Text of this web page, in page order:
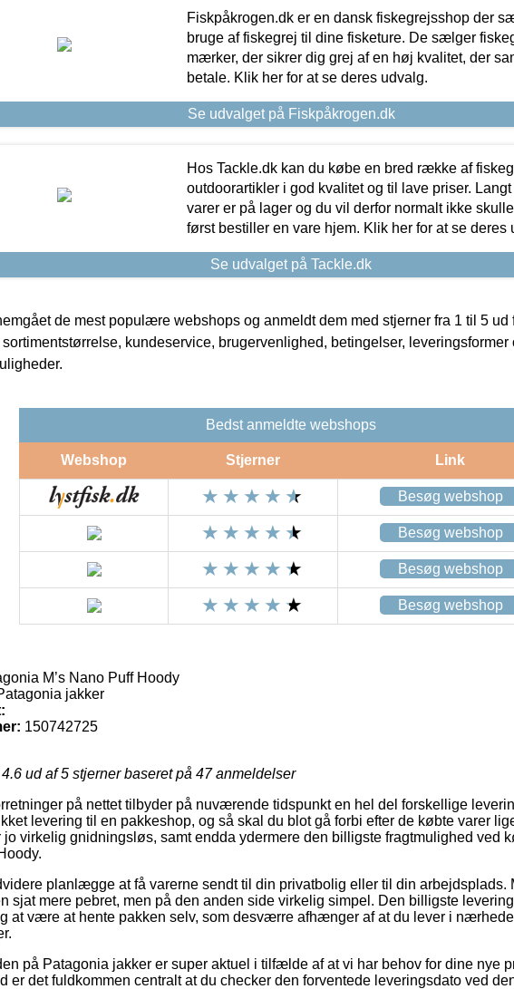
Fiskpåkrogen.dk er en dansk fiskegrejsshop der
bruge af fiskegrej til dine fisketure. De sælger
mærker, der sikrer dig grej af en høj kvalitet, der
betale. Klik her for at se deres udvalg.
Se udvalget på Fiskpåkrogen.dk
Hos Tackle.dk kan du købe en bred række af
outdoorartikler i god kvalitet og til lave priser.
varer er på lager og du vil derfor normalt ikke
først bestiller en vare hjem. Klik her for at se deres
Se udvalget på Tackle.dk
de mest populære webshops og anmeldt dem med stjerner fra 1 til 5 ud
kundeservice, brugervenlighed, betingelser, leveringsformer
Bedst anmeldte webshops
Webshop Stjerner Link
Besøg webshop
Besøg webshop
Besøg webshop
Besøg webshop
M’s Nano Puff Hoody
jakker
150742725
4.6 ud af 5 stjerner baseret på 47anmeldelser
på nettet tilbyder på nuværende tidspunkt en hel del forskellige
levering til en pakkeshop, og så skal du blot gå forbi efter de købte varer
jo virkelig gnidningsløs, samt endda ydermere den billigste fragtmulighed ved
planlægge at få varerne sendt til din privatbolig eller til din arbejdsplads.
sjat mere pebret, men på den anden side virkelig simpel. Den billigste
at være at hente pakken selv, som desværre afhænger af at du lever i
på Patagonia jakker er super aktuel i tilfælde af at vi har behov for dine nye
er det fuldkommen centralt at du checker den forventede leveringsdato ved